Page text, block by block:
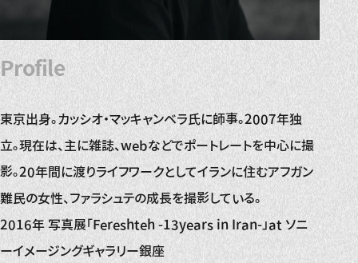
Profile
東京出身。カッシオ・マッキャンベラ氏に師事。2007年独
立。現在は、主に雑誌、webなどでポートレートを中心に撮
影。20年間に渡りライフワークとしてイランに住むアフガン
難民の女性、ファラシュテの成長を撮影している。
2016年 写真展「Fereshteh -13years in Iran-」at ソニ
ーイメージングギャラリー銀座